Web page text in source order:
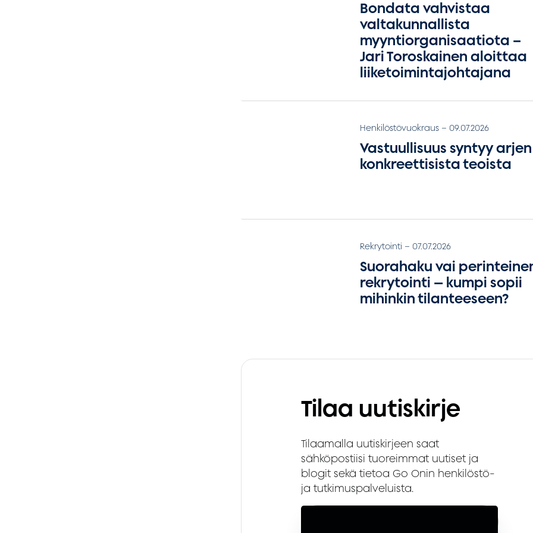
Bondata vahvistaa
valtakunnallista
myyntiorganisaatiota –
Jari Toroskainen aloittaa
liiketoimintajohtajana
Vastuullisuus syntyy arjen
konkreettisista teoista
Henkilöstövuokraus – 09.07.2026
Suorahaku vai
rekrytointi — kumpi sopii
mihinkin tilanteeseen?
Rekrytointi – 07.07.2026
Tilaa uutiskirje
Tilaamalla uutiskirjeen saat
sähköpostiisi tuoreimmat uutiset ja
blogit sekä tietoa Go Onin henkilöstö-
ja tutkimuspalveluista.
Sähköposti